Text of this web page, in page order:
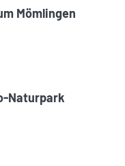
Mömlingen
Naturpark